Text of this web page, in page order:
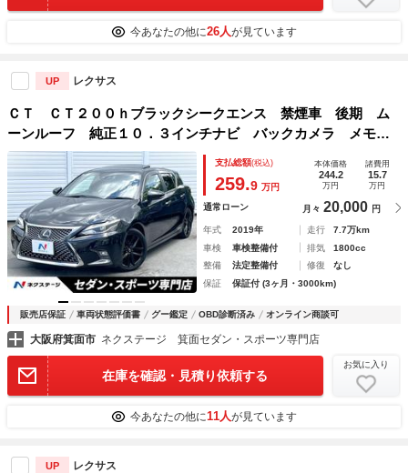
今あなたの他に26人が見ています
UP レクサス
ＣＴ ＣＴ２００ｈブラックシークエンス 禁煙車 後期 ム
ーンルーフ 純正１０．３インチナビ バックカメラ メモリ
ー付パワーシート シートヒーター ＬＥＤヘッド セーフテ
ィシステムプラス クリアランスソナー 純正１７インチブラ
ック塗装ＡＷ
支払総額(税込)
259.9 万円
本体価格
244.2
万円
諸費用
15.7
万円
通常ローン 月々 20,000 円
年式 2019年 走行
7.7万km
車検
車検整備付 排気
1800cc
整備
法定整備付 修復
なし
保証
保証付 (3ヶ月・3000km)
販売店保証 車両状態評価書 グー鑑定 OBD診断済み オンライン商談可
大阪府箕面市 ネクステージ 箕面セダン・スポーツ専門店
在庫を確認・見積り依頼する
お気に入り
今あなたの他に11人が見ています
UP レクサス